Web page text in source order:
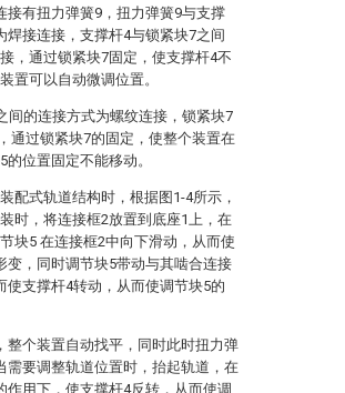
接有扭力弹簧9，扭力弹簧9与支撑
焊接连接，支撑杆4与锁紧块7之间
，通过锁紧块7固定，使支撑杆4不
置可以自动微调位置。
间的连接方式为螺纹连接，锁紧块7
通过锁紧块7的固定，使整个装置在
位置固定不能移动。
配式轨道结构时，根据图1-4所示，
时，将连接框2放置到底座1上，在
块5 在连接框2中向下滑动，从而使
变，同时调节块5带动与其啮合连接
使支撑杆4转动，从而使调节块5的
整个装置自动找平，同时此时扭力弹
需要调整轨道位置时，抬起轨道，在
作用下，使支撑杆4反转，从而使调